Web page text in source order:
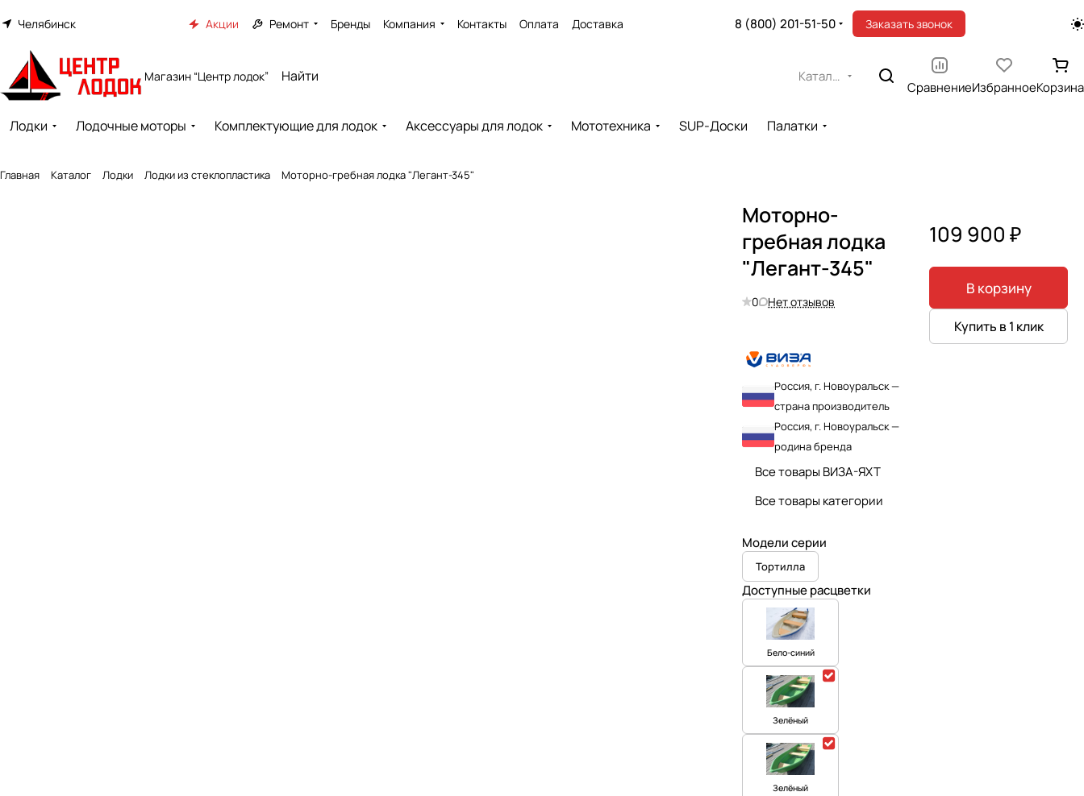
Челябинск Акции Ремонт Бренды Компания Контакты Оплата Доставка 8 (800) 201-51-50 Заказать звонок
Магазин “Центр лодок” Каталог
СравнениеИзбранноеКорзина
Лодки Лодочные моторы Комплектующие для лодок Аксессуары для лодок Мототехника SUP-Доски Палатки
Главная Каталог Лодки Лодки из стеклопластика Моторно-гребная лодка "Легант-345"
Моторно-
гребная лодка
"Легант-345"
0 Нет отзывов
Россия, г. Новоуральск —
страна производитель
Россия, г. Новоуральск —
родина бренда
Все товары ВИЗА-ЯХТ
Все товары категории
Модели серии
Тортилла
Доступные расцветки
Бело-синий
Зелёный
Зелёный
109 900 ₽
В корзину
Купить в 1 клик